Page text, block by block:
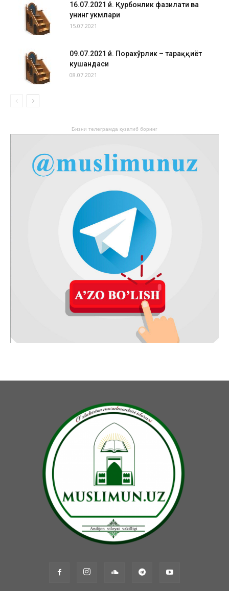
16.07.2021 й. Қурбонлик фазилати ва
унинг ҳукмлари
15.07.2021
09.07.2021 й. Порахўрлик – тараққиёт
кушандаси
08.07.2021
Бизни телеграмда кузатиб боринг